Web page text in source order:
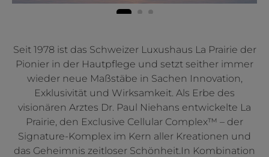
Seit 1978 ist das Schweizer Luxushaus La Prairie der
Pionier in der Hautpflege und setzt seither immer
wieder neue Maßstäbe in Sachen Innovation,
Exklusivität und Wirksamkeit. Als Erbe des
visionären Arztes Dr. Paul Niehans entwickelte La
Prairie, den Exclusive Cellular Complex™ – der
Signature-Komplex im Kern aller Kreationen und
das Geheimnis zeitloser Schönheit.In Kombination